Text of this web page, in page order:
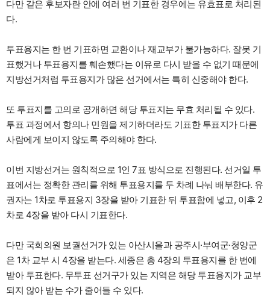
다만 같은 후보자란 안에 여러 번 기표한 경우에는 유효표로 처리된
다.
투표용지는 한 번 기표하면 교환이나 재교부가 불가능하다. 잘못 기
표했거나 투표용지를 훼손했다는 이유로 다시 받을 수 없기 때문에
지방선거처럼 투표용지가 많은 선거에서는 특히 신중해야 한다.
또 투표지를 고의로 공개하면 해당 투표지는 무효 처리될 수 있다.
투표 과정에서 항의나 민원을 제기하더라도 기표한 투표지가 다른
사람에게 보이지 않도록 주의해야 한다.
이번 지방선거는 원칙적으로 1인 7표 방식으로 진행된다. 선거일 투
표에서는 정확한 관리를 위해 투표용지를 두 차례 나눠 배부한다. 유
권자는 1차로 투표용지 3장을 받아 기표한 뒤 투표함에 넣고, 이후 2
차로 4장을 받아 다시 기표한다.
다만 국회의원 보궐선거가 있는 아산시을과 공주시·부여군·청양군
은 1차 교부 시 4장을 받는다. 세종은 총 4장의 투표용지를 한 번에
받아 투표한다. 무투표 선거구가 있는 지역은 해당 투표용지가 교부
되지 않아 받는 수가 줄어들 수 있다.